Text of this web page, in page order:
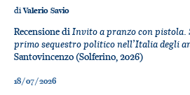
diValerio Savio
Recensione diInvito a pranzo con pistola.
primo sequestro politico nell’Italia degli
Santovincenzo (Solferino, 2026)
18/07/2026